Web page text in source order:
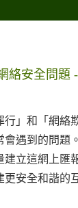
絡安全問題
行」和「網絡
會遇到的問題
建立這網上匯
安全和諧的